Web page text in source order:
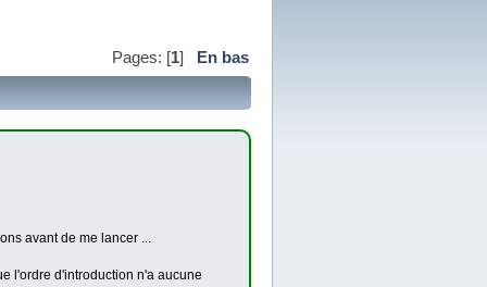
Pages: [1] En bas
avant de me lancer ...
l'ordre d'introduction n'a aucune